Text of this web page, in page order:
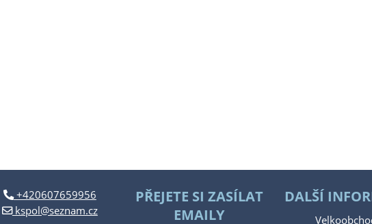
+420607659956
kspol@seznam.cz
PŘEJETE SI ZASÍLAT
EMAILY
DALŠÍ